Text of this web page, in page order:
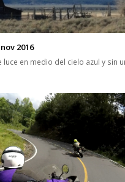
2016
luce en medio del cielo azul y sin